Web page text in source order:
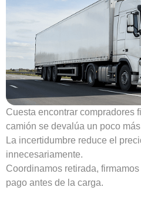
Cuesta encontrar compradores
camión se devalúa un poco
La incertidumbre reduce el
innecesariamente.
Coordinamos retirada,
pago antes de la carga.